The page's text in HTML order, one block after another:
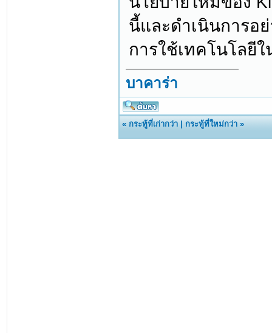
นี้และดำเนินการอ
การใช้เทคโนโลยี
บาคาร่า
«กระทู้ที่เก่ากว่า |กระทู้ที่ใหม่กว่า »